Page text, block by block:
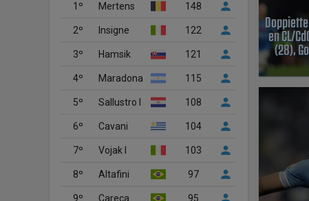
1º Mertens 148
2º Insigne 122
3º Hamsik 121
4º Maradona 115
5º Sallustro I 108
6º Cavani 104
7º Vojak I 103
8º Altafini 97
9º Careca 95
en CL/
(28),